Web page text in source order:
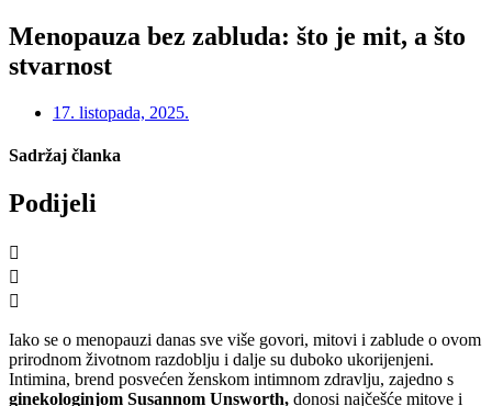
Menopauza bez zabluda: što je mit, a što
stvarnost
17. listopada, 2025.
Sadržaj članka
Podijeli
Iako se o menopauzi danas sve više govori, mitovi i zablude o ovom
prirodnom životnom razdoblju i dalje su duboko ukorijenjeni.
Intimina, brend posvećen ženskom intimnom zdravlju, zajedno s
ginekologinjom Susannom Unsworth, donosi najčešće mitove i